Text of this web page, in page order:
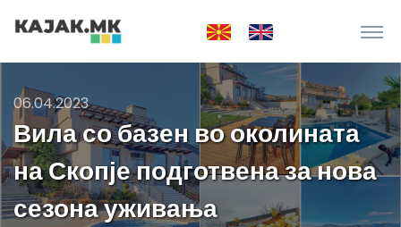
06.04.2023
Вила со базен во околината
на Скопје подготвена за нова
сезона уживања